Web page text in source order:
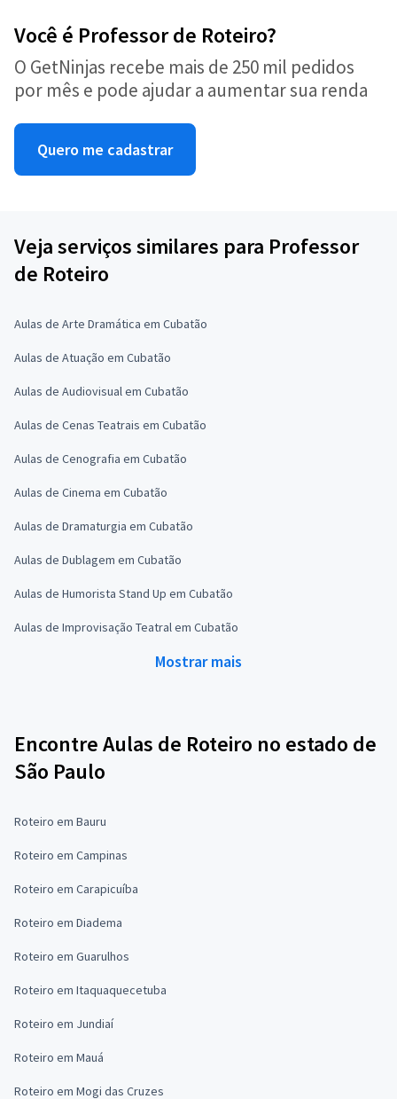
Você é Professor de Roteiro?
O GetNinjas recebe mais de 250 mil pedidos
por mês e pode ajudar a aumentar sua renda
Quero me cadastrar
Veja serviços similares para Professor
de Roteiro
Aulas de Arte Dramática em Cubatão
Aulas de Atuação em Cubatão
Aulas de Audiovisual em Cubatão
Aulas de Cenas Teatrais em Cubatão
Aulas de Cenografia em Cubatão
Aulas de Cinema em Cubatão
Aulas de Dramaturgia em Cubatão
Aulas de Dublagem em Cubatão
Aulas de Humorista Stand Up em Cubatão
Aulas de Improvisação Teatral em Cubatão
Mostrar mais
Encontre Aulas de Roteiro no estado de
São Paulo
Roteiro em Bauru
Roteiro em Campinas
Roteiro em Carapicuíba
Roteiro em Diadema
Roteiro em Guarulhos
Roteiro em Itaquaquecetuba
Roteiro em Jundiaí
Roteiro em Mauá
Roteiro em Mogi das Cruzes